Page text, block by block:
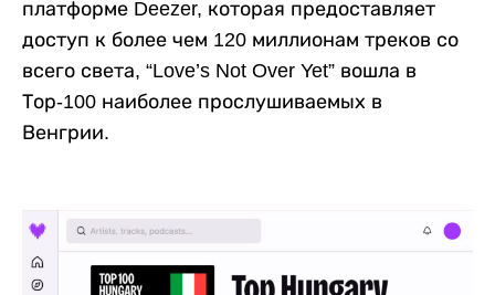
платформе Deezer, которая предоставляет
доступ к более чем 120 миллионам треков со
всего света, “Love’s Not Over Yet” вошла в
Тор-100 наиболее прослушиваемых в
Венгрии.